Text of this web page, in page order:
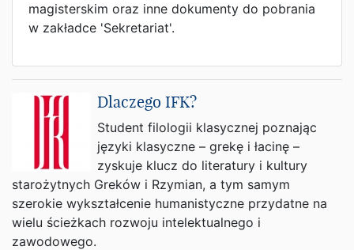
magisterskim oraz inne dokumenty do pobrania
w zakładce 'Sekretariat'.
Dlaczego IFK?
Student filologii klasycznej poznając
języki klasyczne – grekę i łacinę –
zyskuje klucz do literatury i kultury
starożytnych Greków i Rzymian, a tym samym
szerokie wykształcenie humanistyczne przydatne na
wielu ścieżkach rozwoju intelektualnego i
zawodowego.